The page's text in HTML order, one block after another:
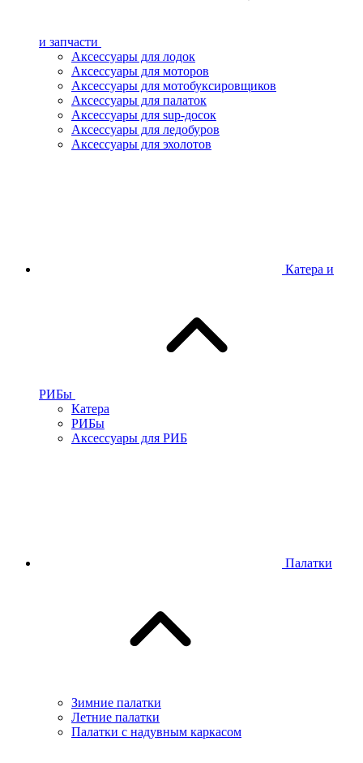
и запчасти
Аксессуары для лодок
Аксессуары для моторов
Аксессуары для мотобуксировщиков
Аксессуары для палаток
Аксессуары для sup-досок
Аксессуары для ледобуров
Аксессуары для эхолотов
Катера и
РИБы
Катера
РИБы
Аксессуары для РИБ
Палатки
Зимние палатки
Летние палатки
Палатки с надувным каркасом